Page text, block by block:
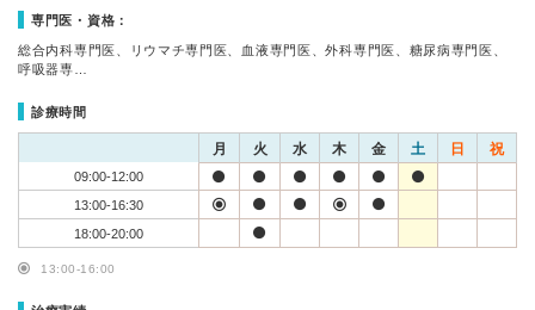
専門医・資格：
総合内科専門医、リウマチ専門医、血液専門医、外科専門医、糖尿病専門医、
呼吸器専…
診療時間
月 火 水 木 金 土 日 祝
09:00-12:00
13:00-16:30
18:00-20:00
13:00-16:00